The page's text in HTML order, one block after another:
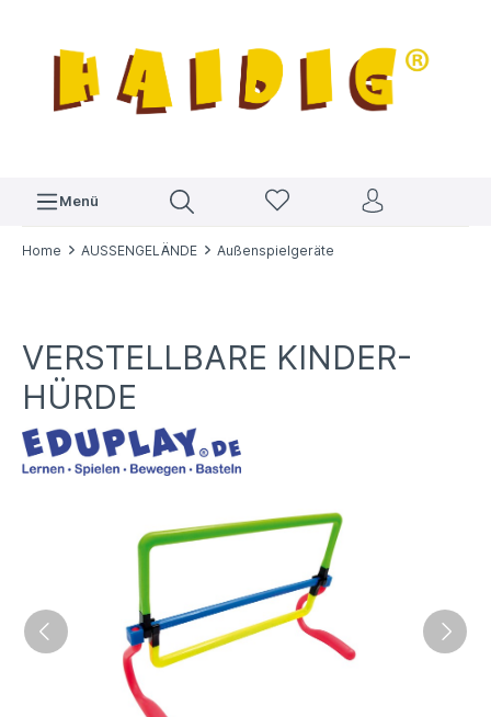
Menü
Home AUSSENGELÄNDE Außenspielgeräte
VERSTELLBARE KINDER-
HÜRDE